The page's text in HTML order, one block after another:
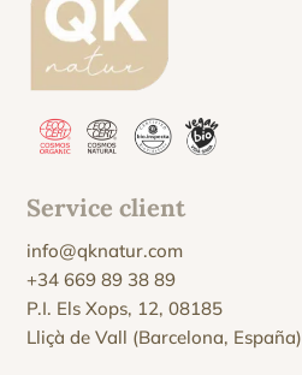
Service client
info@qknatur.com
+34 669 89 38 89
P.I. Els Xops, 12, 08185
Lliçà de Vall (Barcelona, España)